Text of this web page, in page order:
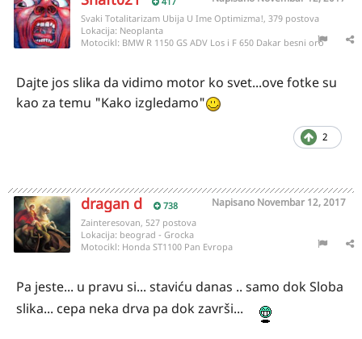
Svaki Totalitarizam Ubija U Ime Optimizma!, 379 postova
Lokacija: Neoplanta
Motocikl: BMW R 1150 GS ADV Los i F 650 Dakar besni oro
Dajte jos slika da vidimo motor ko svet...ove fotke su
kao za temu "Kako izgledamo"
2
dragan d 738 Napisano Novembar 12, 2017
Zainteresovan, 527 postova
Lokacija: beograd - Grocka
Motocikl: Honda ST1100 Pan Evropa
Pa jeste... u pravu si... staviću danas .. samo dok Sloba
slika... cepa neka drva pa dok završi...